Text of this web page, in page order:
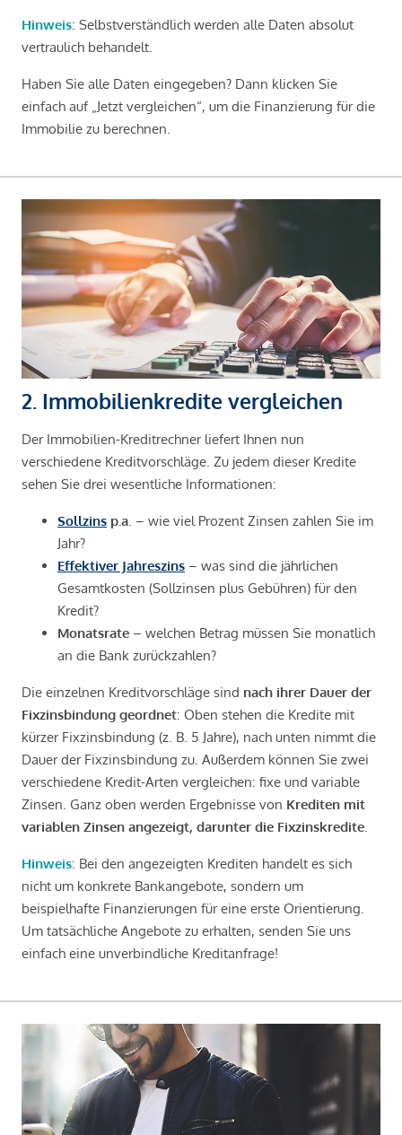
Hinweis: Selbstverständlich werden alle Daten absolut
vertraulich behandelt.
Haben Sie alle Daten eingegeben? Dann klicken Sie
einfach auf „Jetzt vergleichen“, um die Finanzierung für die
Immobilie zu berechnen.
2. Immobilienkredite vergleichen
Der Immobilien-Kreditrechner liefert Ihnen nun
verschiedene Kreditvorschläge. Zu jedem dieser Kredite
sehen Sie drei wesentliche Informationen:
Sollzins p.a . – wie viel Prozent Zinsen zahlen Sie im
Jahr?
Effektiver Jahreszins – was sind die jährlichen
Gesamtkosten (Sollzinsen plus Gebühren) für den
Kredit?
Monatsrate – welchen Betrag müssen Sie monatlich
an die Bank zurückzahlen?
Die einzelnen Kreditvorschläge sind nach ihrer Dauer der
Fixzinsbindung geordnet: Oben stehen die Kredite mit
kürzer Fixzinsbindung (z. B. 5 Jahre), nach unten nimmt die
Dauer der Fixzinsbindung zu. Außerdem können Sie zwei
verschiedene Kredit-Arten vergleichen: fixe und variable
Zinsen. Ganz oben werden Ergebnisse von Krediten mit
variablen Zinsen angezeigt, darunter die Fixzinskredite
Hinweis: Bei den angezeigten Krediten handelt es sich
nicht um konkrete Bankangebote, sondern um
beispielhafte Finanzierungen für eine erste Orientierung.
Um tatsächliche Angebote zu erhalten, senden Sie uns
einfach eine unverbindliche Kreditanfrage!